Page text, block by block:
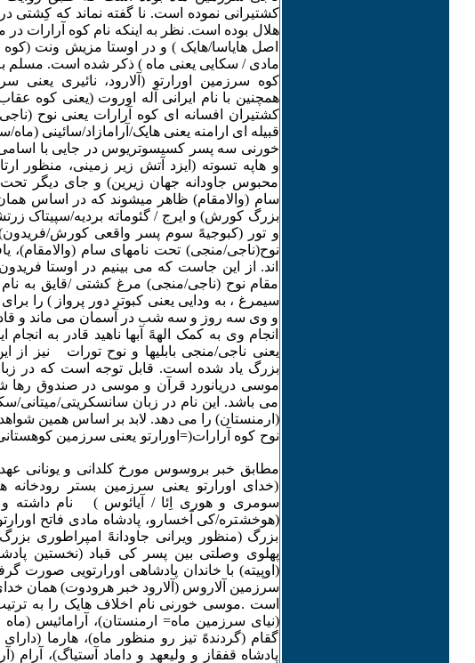
کشتیرانی نموده است. نا گفته نماند که کِشتی در
هلال بوده است. نظر به اینکه نام کوه آرارات
اصل هایاسا/هایک ) و در اوستا مزیش ونت
مادی / سکایی یعنی ماه ) ذکر شده است. مسلم
کوه سرزمین اورارتو (آلارود، نائیری
همچنین با نام ایرانی آله اوروت (یعنی کوه
کشتیران افسانه ای کوه آرارات یعنی نوح
قبیله ای ارامنه یعنی هایک/آرامازاد/سائینی
خورنی سه پسر کسیسوتریوس در جایی با اسامی
و هاپه تسوته (ایزد آتش زیر زمینی، منظور
محبوس جاودانه جهان زیرین) و جای دیگر تحت
سام (والامقام) ظاهر میشوند که در اساس
بزرگ کورش) و ایرج / گئوماته بردیه/سپیتاک
و تور (کبوجیهً سوم پسر واقعی کورش/
نوح(ناجی/منجی) تحت نامهای سام (والامقام)،
اند. از این جاست که می بینیم در اوستا
مقام نوح (ناجی/منجی) مرغ کشتی /قایق به نام
سیمرغ ، به ودایی یعنی کبوتر دور پرواز ) را
و وی سه روز و سه شب در آسمان می ماند و
انجام وی به کمک الههً آبها ناهید قادر به
یعنی ناجی/منجی بابلیها و نوح تورات نیز از
بزرگ یاد شده است. قابل توجه است که در
موسی دریانورد قرآن و موسی در صندوق رها
می باشد. این نام در زبان سانسکریتی/
(ارمنستان) را می دهد. لابد بر اساس همین
نوح کوه آرارات(=اورارتو یعنی
مطابق خبر بروسوس مورخ کلدانی و یونانی
(خدای اورارتو یعنی سرزمین بستر
سومری و هوری اِئا / آیائوس ) نام داشته
(هوخشتره/کی آخسارو، پادشاه مادی فاتح
بزرگ (منظور ویرانی جاودانهً امپراطوری
پهلوی وصلتی بین پسر کی قباد (نخستین
(اوپیته) با خاندان پادشاهی اورارتویی صورت
سرزمین آلاروس (آلارود خبر هرودوت) همان
است .موسی خورنی نام اخلاف هایک را به
(نیای سرزمین ماه= ارمنستان)، آرامائیس
گقام (گردندهً تیز رو منظور ماه)، هارما
پادشاه قفقاز و ولیعهد و داماد آستیاگ)،